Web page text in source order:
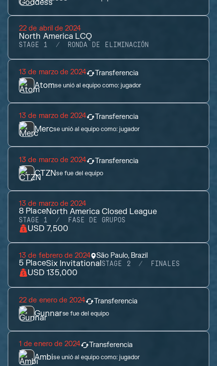
22 de abril de 2024
North America LCQ
STAGE 1 RONDA DE ELIMINACIÓN
13 de marzo de 2024 Transferencia
Atomse unió al equipo como:jugador
13 de marzo de 2024 Transferencia
Mercse unió al equipo como:jugador
13 de marzo de 2024 Transferencia
CTZNse fue del equipo
13 de marzo de 2024
8 PlaceNorth America Closed League
STAGE 1 FASE DE GRUPOS
USD 7,500
13 de febrero de 2024 São Paulo, Brazil
5 PlaceSix InvitationalSTAGE 2 FINALES
USD 135,000
22 de enero de 2024 Transferencia
Gunnarse fue del equipo
1 de enero de 2024 Transferencia
Ambise unió al equipo como:jugador